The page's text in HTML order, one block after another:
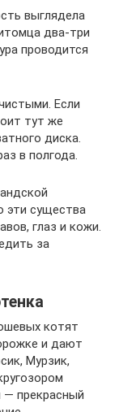
выглядела
два-три
проводится
Если
тут же
диска.
в полгода.
эти существа
глаз и кожи.
за
котят
и дают
Мурзик,
— прекрасный